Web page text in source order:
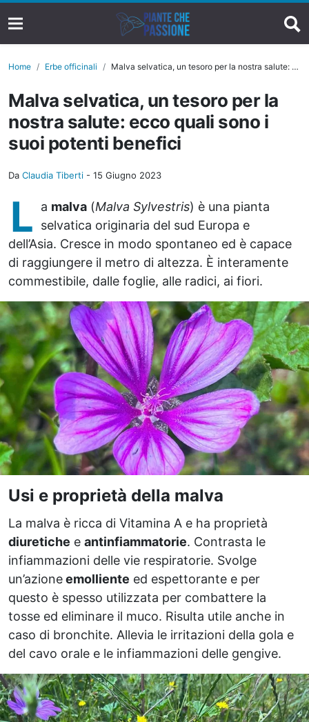
Home Erbe officinali Malva selvatica, un tesoro per la nostra salute: ecco quali sono i suoi potenti benefici
Malva selvatica, un tesoro per la
nostra salute: ecco quali sono i
suoi potenti benefici
Da Claudia Tiberti - 15 Giugno 2023
L a malva (Malva Sylvestris) è una pianta
selvatica originaria del sud Europa e
dell’Asia. Cresce in modo spontaneo ed è capace
di raggiungere il metro di altezza. È interamente
commestibile, dalle foglie, alle radici, ai fiori.
Usi e proprietà della malva
La malva è ricca di Vitamina A e ha proprietà
diuretiche e antinfiammatorie. Contrasta le
infiammazioni delle vie respiratorie. Svolge
un’azioneemolliente ed espettorante e per
questo è spesso utilizzata per combattere la
tosse ed eliminare il muco. Risulta utile anche in
caso di bronchite. Allevia le irritazioni della gola e
del cavo orale e le infiammazioni delle gengive.